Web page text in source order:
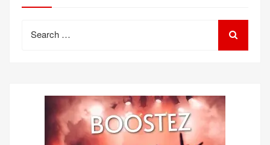
for: